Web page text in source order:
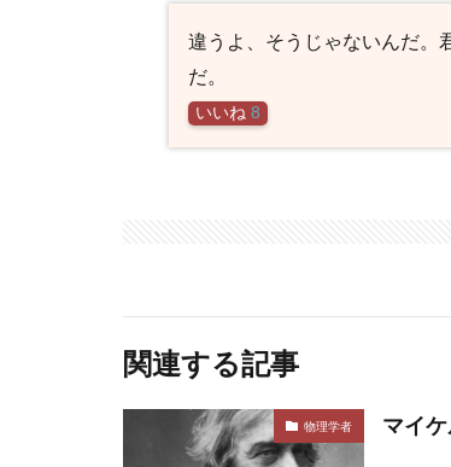
違うよ、そうじゃないんだ。
だ。
いいね 8
関連する記事
物理学者 マイ